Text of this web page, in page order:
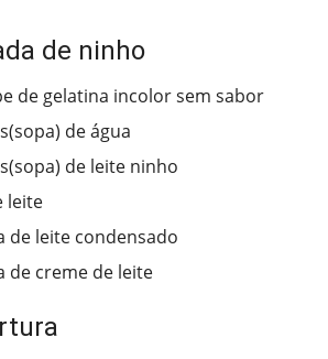
de ninho
de gelatina incolor sem sabor
de água
de leite ninho
leite
de leite condensado
de creme de leite